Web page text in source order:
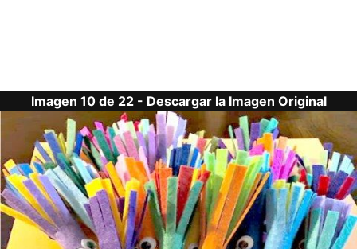
Imagen 10 de 22 - Descargar la Imagen Original